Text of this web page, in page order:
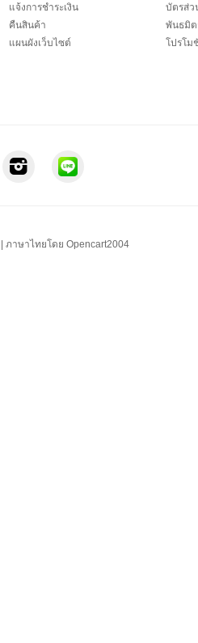
แจ้งการชำระเงิน
คืนสินค้า
แผนผังเว็บไซต์
บัตรส่ว
พันธมิต
โปรโม
ภาษาไทยโดย Opencart2004